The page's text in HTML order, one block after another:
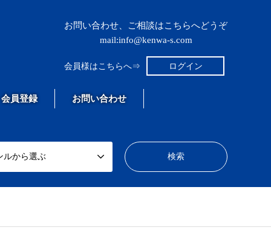
お問い合わせ、ご相談はこちらへどうぞ
mail:info@kenwa-s.com
会員様はこちらへ⇒ ログイン
会員登録 お問い合わせ
ルから選ぶ